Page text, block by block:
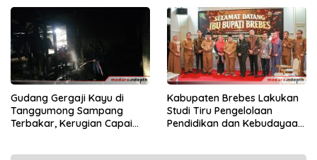
Gudang Gergaji Kayu di
Tanggumong Sampang
Terbakar, Kerugian Capai
Kabupaten Brebes Lakukan
Studi Tiru Pengelolaan
Pendidikan dan Kebudayaan